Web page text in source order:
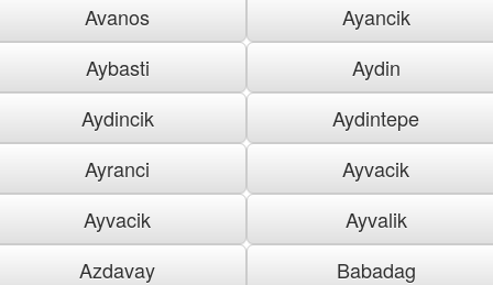
Avanos
Ayancik
Aybasti
Aydin
Aydincik
Aydintepe
Ayranci
Ayvacik
Ayvacik
Ayvalik
Azdavay
Babadag